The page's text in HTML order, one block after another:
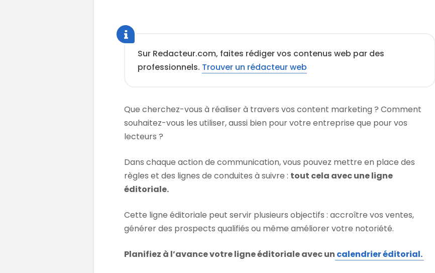
Sur Redacteur.com, faites rédiger vos contenus web par des
professionnels. Trouver un rédacteur web
Que cherchez-vous à réaliser à travers vos content marketing ? Comment
souhaitez-vous les utiliser, aussi bien pour votre entreprise que pour vos
lecteurs ?
Dans chaque action de communication, vous pouvez mettre en place des
règles et des lignes de conduites à suivre : tout cela avec une ligne
éditoriale.
Cette ligne éditoriale peut servir plusieurs objectifs : accroître vos ventes,
générer des prospects qualifiés ou même améliorer votre notoriété.
Planifiez à l’avance votre ligne éditoriale avec un calendrier éditorial.